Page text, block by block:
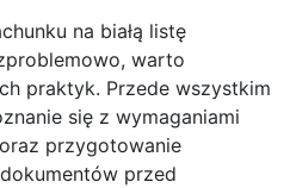
na białą listę
warto
praktyk. Przede wszystkim
się z wymaganiami
przygotowanie
przed